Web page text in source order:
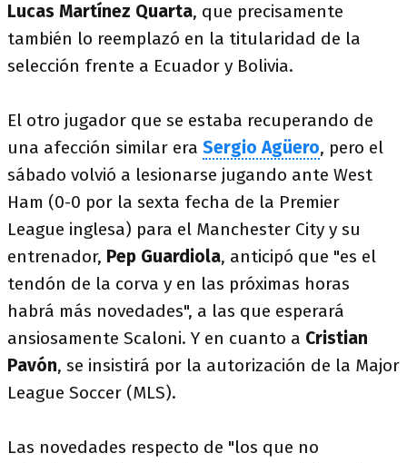
Lucas Martínez Quarta, que precisamente
también lo reemplazó en la titularidad de la
selección frente a Ecuador y Bolivia.
El otro jugador que se estaba recuperando de
una afección similar era Sergio Agüero, pero el
sábado volvió a lesionarse jugando ante West
Ham (0-0 por la sexta fecha de la Premier
League inglesa) para el Manchester City y su
entrenador, Pep Guardiola, anticipó que "es el
tendón de la corva y en las próximas horas
habrá más novedades", a las que esperará
ansiosamente Scaloni. Y en cuanto a Cristian
Pavón, se insistirá por la autorización de la Major
League Soccer (MLS).
Las novedades respecto de "los que no